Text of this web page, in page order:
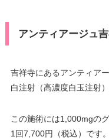
アンティアージュ
吉祥寺にあるアンティア
白注射（高濃度白玉注射
この施術には1,000mgの
1回7,700円（税込）です。